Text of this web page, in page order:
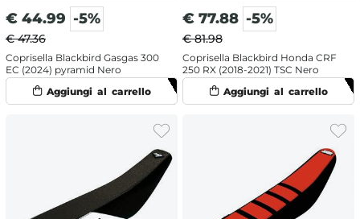
€ 44.99 -5%
€ 47.36
Coprisella Blackbird Gasgas 300
EC (2024) pyramid Nero
€ 77.88 -5%
€ 81.98
Coprisella Blackbird Honda CRF
250 RX (2018-2021) TSC Nero